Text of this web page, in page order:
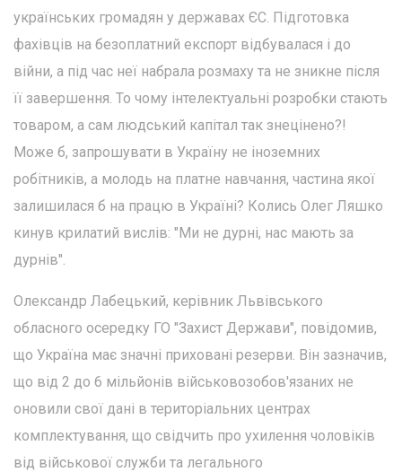
українських громадян у державах ЄС. Підготовка
фахівців на безоплатний експорт відбувалася і до
війни, а під час неї набрала розмаху та не зникне після
її завершення. То чому інтелектуальні розробки стають
товаром, а сам людський капітал так знецінено?!
Може б, запрошувати в Україну не іноземних
робітників, а молодь на платне навчання, частина якої
залишилася б на працю в Україні? Колись Олег Ляшко
кинув крилатий вислів: "Ми не дурні, нас мають за
дурнів".
Олександр Лабецький, керівник Львівського
обласного осередку ГО "Захист Держави", повідомив,
що Україна має значні приховані резерви. Він зазначив,
що від 2 до 6 мільйонів військовозобов'язаних не
оновили свої дані в територіальних центрах
комплектування, що свідчить про ухилення чоловіків
від військової служби та легального